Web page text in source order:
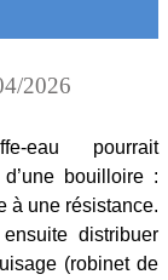
2026
eau pourrait
bouilloire :
à une résistance.
distribuer
(robinet de